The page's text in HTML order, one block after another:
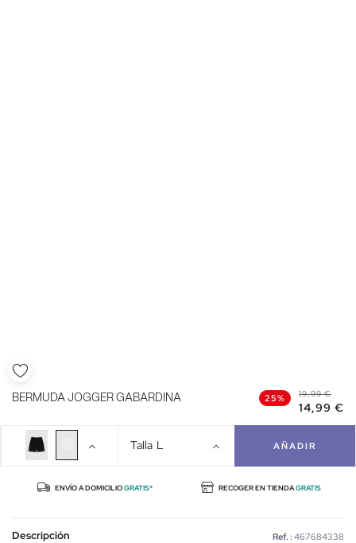
BERMUDA JOGGER GABARDINA 25% 19,99 €
14,99 €
Talla L AÑADIR
ENVÍO A DOMICILIOGRATIS* RECOGER EN TIENDAGRATIS
Descripción Ref. : 467684338